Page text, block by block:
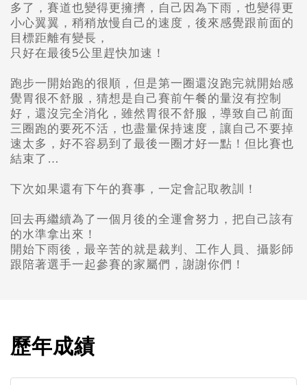
多了，賽道也變得更擁擠，自己因為下雨，也變得更
小心翼翼， 稍稍放慢自己的速度，後來感覺跟前面的
目標距離有變長，
只好在最後5公里趕快加速！
跑步一開始跑的很順，但是第一圈還沒跑完就開始感
覺胃很不舒服， 猜想是自己賽前午餐的量沒有控制
好，還沒完全消化， 雖然胃很不舒服，導致自己前面
三圈跑的要死不活， 也盡量保持速度，讓自己不要掉
速太多， 好不容易到了最後一圈才好一點！但比賽也
結束了…
下次如果還有下午的賽事，一定會記取教訓！
回去再繼續為了一個月後的全運會努力，把自己該有
的水準拿出來！
開始下雨後， 最辛苦的就是裁判、工作人員、攝影師
跟陪著選手一起參賽的家屬們， 謝謝你們！
歷年成績